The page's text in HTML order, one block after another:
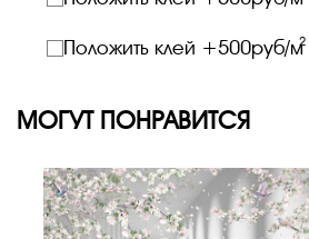
Положить клей +500руб/м2
МОГУТ ПОНРАВИТСЯ